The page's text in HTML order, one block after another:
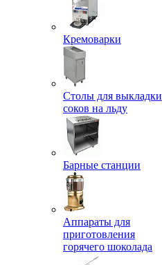
Кремоварки
Столы для выкладки
соков на льду
Барные станции
Аппараты для
приготовления
горячего шоколада